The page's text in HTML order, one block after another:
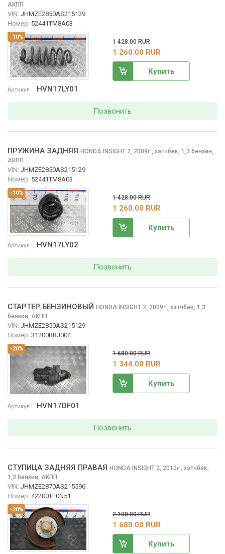
-10%
Артикул HVN17LY01
АКПП
VIN: JHMZE2850AS215129
Номер: 52441TM8A03
1 428.00 RUR
1 260.00 RUR
Купить
Позвонить
-10%
Артикул HVN17LY02
ПРУЖИНА ЗАДНЯЯ HONDA INSIGHT 2, 2009г., хэтчбек, 1,3 бензин,
АКПП
VIN: JHMZE2850AS215129
Номер: 52441TM8A03
1 428.00 RUR
1 260.00 RUR
Купить
Позвонить
-20%
Артикул HVN17DF01
СТАРТЕР БЕНЗИНОВЫЙ HONDA INSIGHT 2, 2009г., хэтчбек, 1,3
бензин, АКПП
VIN: JHMZE2850AS215129
Номер: 31200RBJ004
1 680.00 RUR
1 344.00 RUR
Купить
Позвонить
-20%
СТУПИЦА ЗАДНЯЯ ПРАВАЯ HONDA INSIGHT 2, 2010г. хэтчбек,
1,3 бензин, АКПП
VIN: JHMZE2870AS215596
Номер: 42200TF0N51
2 100.00 RUR
1 680.00 RUR
Купить